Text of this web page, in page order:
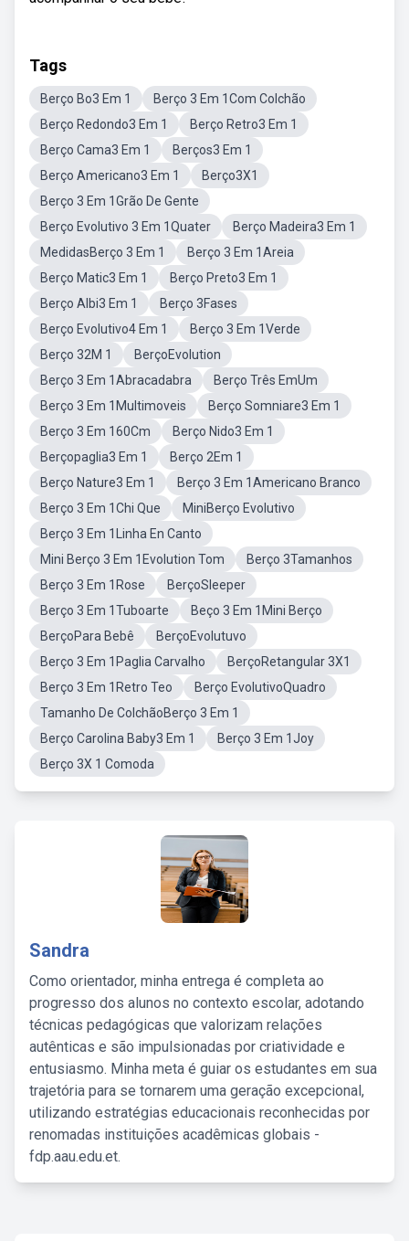
Tags
Berço Bo3 Em 1
Berço 3 Em 1Com Colchão
Berço Redondo3 Em 1
Berço Retro3 Em 1
Berço Cama3 Em 1
Berços3 Em 1
Berço Americano3 Em 1
Berço3X1
Berço 3 Em 1Grão De Gente
Berço Evolutivo 3 Em 1Quater
Berço Madeira3 Em 1
MedidasBerço 3 Em 1
Berço 3 Em 1Areia
Berço Matic3 Em 1
Berço Preto3 Em 1
Berço Albi3 Em 1
Berço 3Fases
Berço Evolutivo4 Em 1
Berço 3 Em 1Verde
Berço 32M 1
BerçoEvolution
Berço 3 Em 1Abracadabra
Berço Três EmUm
Berço 3 Em 1Multimoveis
Berço Somniare3 Em 1
Berço 3 Em 160Cm
Berço Nido3 Em 1
Berçopaglia3 Em 1
Berço 2Em 1
Berço Nature3 Em 1
Berço 3 Em 1Americano Branco
Berço 3 Em 1Chi Que
MiniBerço Evolutivo
Berço 3 Em 1Linha En Canto
Mini Berço 3 Em 1Evolution Tom
Berço 3Tamanhos
Berço 3 Em 1Rose
BerçoSleeper
Berço 3 Em 1Tuboarte
Beço 3 Em 1Mini Berço
BerçoPara Bebê
BerçoEvolutuvo
Berço 3 Em 1Paglia Carvalho
BerçoRetangular 3X1
Berço 3 Em 1Retro Teo
Berço EvolutivoQuadro
Tamanho De ColchãoBerço 3 Em 1
Berço Carolina Baby3 Em 1
Berço 3 Em 1Joy
Berço 3X 1 Comoda
Sandra
Como orientador, minha entrega é completa ao
progresso dos alunos no contexto escolar, adotando
técnicas pedagógicas que valorizam relações
autênticas e são impulsionadas por criatividade e
entusiasmo. Minha meta é guiar os estudantes em sua
trajetória para se tornarem uma geração excepcional,
utilizando estratégias educacionais reconhecidas por
renomadas instituições acadêmicas globais -
fdp.aau.edu.et.